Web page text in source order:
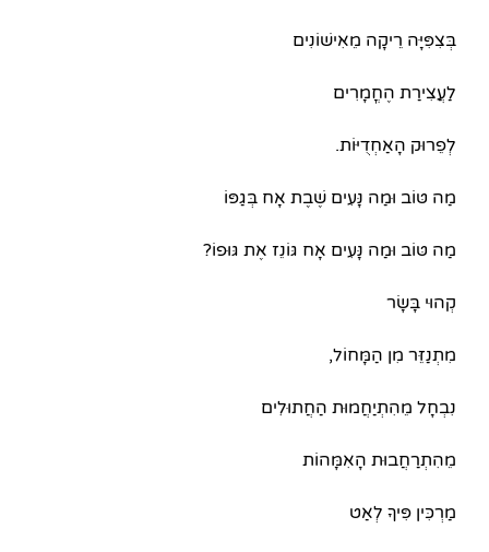
בְּצִפִּיָּה רֵיקָה מֵאִישׁוֹנִים
לַעֲצִירַת הֶחֳמָרִים
לְפֵרוּק הָאַחְדֻיּוֹת.
מַה טּוֹב וּמַה נָּעִים שֶׁבֶת אָח בְּגַפּוֹ
מַה טּוֹב וּמַה נָּעִים אָח גּוֹנֵז אֶת גּוּפוֹ?
קְהוּי בָּשָׂר
מִתְנַזֵּר מִן הַמָּחוֹל,
נִבְחָל מֵהִתְיַחֲמוּת הַחֲתוּלִים
מֵהִתְרַחֲבוּת הָאִמָּהוֹת
מַרְכִּין פִּיךָ לְאַט